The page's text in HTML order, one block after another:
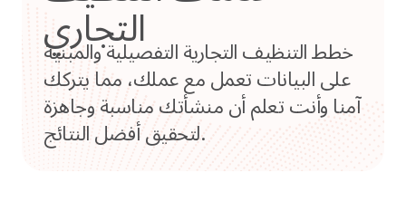
التجاري
خطط التنظيف التجارية التفصيلية والمبنية
على البيانات تعمل مع عملك، مما يتركك
آمنا وأنت تعلم أن منشأتك مناسبة وجاهزة
لتحقيق أفضل النتائج.